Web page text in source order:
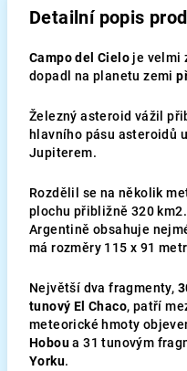
Detailní popis
Campo del Cielo je velmi
dopadl na planetu zemi
Železný asteroid vážil
hlavního pásu asteroidů
Jupiterem.
Rozdělil se na několik
plochu přibližně 320
Argentině obsahuje
má rozměry 115 x 91
Největší dva fragmenty,
tunový El Chaco, patří
meteorické hmoty
Hoboua 31 tunovým
Yorku.